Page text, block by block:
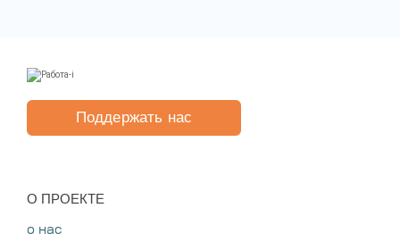
Поддержать нас
O ПРОЕКТЕ
о нас